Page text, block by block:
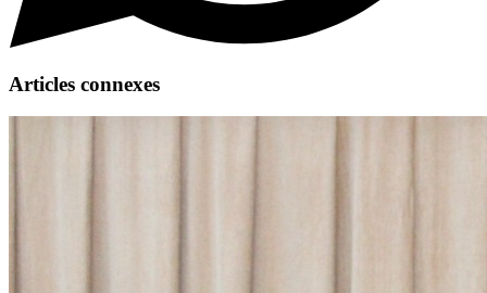
Articles connexes